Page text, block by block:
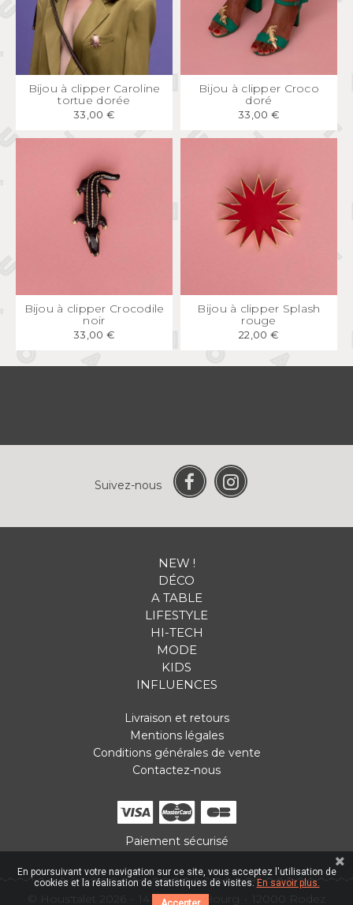
APERÇU RAPIDE
Bijou à clipper Caroline
tortue dorée
33,00 €
APERÇU RAPIDE
Bijou à clipper Croco
doré
33,00 €
APERÇU RAPIDE
Bijou à clipper Crocodile
noir
33,00 €
APERÇU RAPIDE
Bijou à clipper Splash
rouge
22,00 €
Suivez-nous
NEW !
DÉCO
A TABLE
LIFESTYLE
HI-TECH
MODE
KIDS
INFLUENCES
Livraison et retours
Mentions légales
Conditions générales de vente
Contactez-nous
Paiement sécurisé
© Hous'talet 2026 14 Place du Bourg 12000 Rodez
En poursuivant votre navigation sur ce site, vous acceptez l'utilisation de
cookies et la réalisation de statistiques de visites. En savoir plus.